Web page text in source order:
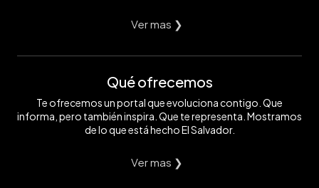
Ver mas ❯
Qué ofrecemos
Te ofrecemos un portal que evoluciona contigo. Que
informa, pero también inspira. Que te representa. Mostramos
de lo que está hecho El Salvador.
Ver mas ❯